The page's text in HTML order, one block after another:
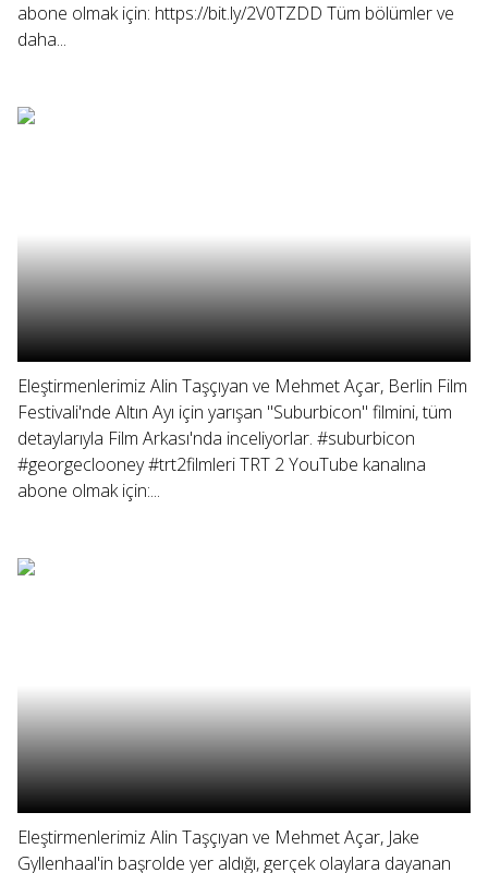
abone olmak için: https://bit.ly/2V0TZDD Tüm bölümler ve
daha...
Eleştirmenlerimiz Alin Taşçıyan ve Mehmet Açar, Berlin Film
Festivali'nde Altın Ayı için yarışan "Suburbicon" filmini, tüm
detaylarıyla Film Arkası'nda inceliyorlar. #suburbicon
#georgeclooney #trt2filmleri TRT 2 YouTube kanalına
abone olmak için:...
Eleştirmenlerimiz Alin Taşçıyan ve Mehmet Açar, Jake
Gyllenhaal'in başrolde yer aldığı, gerçek olaylara dayanan